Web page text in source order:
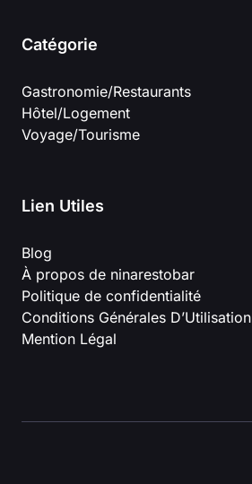
Catégorie
Gastronomie/Restaurants
Hôtel/Logement
Voyage/Tourisme
Lien Utiles
Blog
À propos de ninarestobar
Politique de confidentialité
Conditions Générales D’Utilisation
Mention Légal